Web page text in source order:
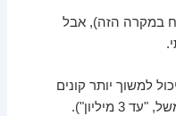
הוא מינורי (10,000 ש"ח במקרה הזה), אבל
למשוך יותר קונים
מיליון").